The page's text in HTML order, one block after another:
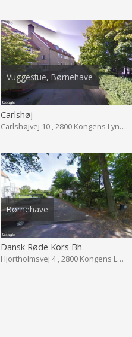
Vuggestue, Børnehave
Carlshøj
Carlshøjvej 10 , 2800 Kongens Lyngby
Børnehave
Dansk Røde Kors Bh
Hjortholmsvej 4 , 2800 Kongens Lyngby